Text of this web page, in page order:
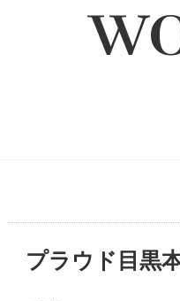
プラウド目黒